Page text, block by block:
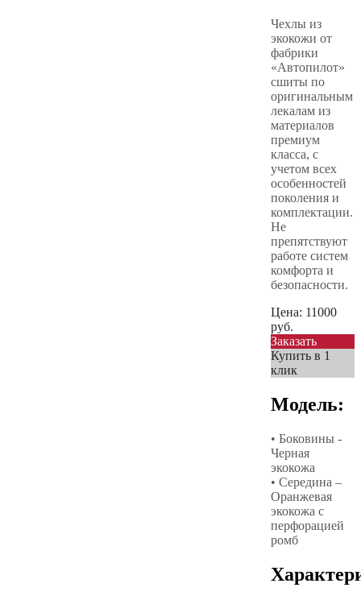
Чехлы из
экокожи от
фабрики
«Автопилот»
сшиты по
оригинальным
лекалам из
материалов
премиум
класса, с
учетом всех
особенностей
поколения и
комплектации.
Не
препятствуют
работе систем
комфорта и
безопасности.
Цена: 11000
руб.
Заказать
Купить в 1
клик
Модель:
• Боковины -
Черная
экокожа
• Середина –
Оранжевая
экокожа с
перфорацией
ромб